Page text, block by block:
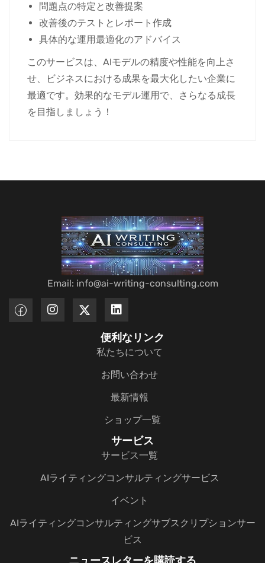
問題点の特定と改善提案
改善後のテストとレポート作成
具体的な運用最適化のアドバイス
このサービスは、AIモデルの精度や性能を向上さ
せ、ビジネスにおける成果を最大化したい企業に
最適です。効果的なモデル運用で、さらなる成長
を目指しましょう！
Email: info@ai-writing-consulting.com
便利なリンク
私たちについて
お問い合わせ
最新情報
ショップ一覧
サービス
サービス一覧
AIライティングコンサルティングサービス
イベント
AIライティングコンサルティングサブスクリプションサー
ビス